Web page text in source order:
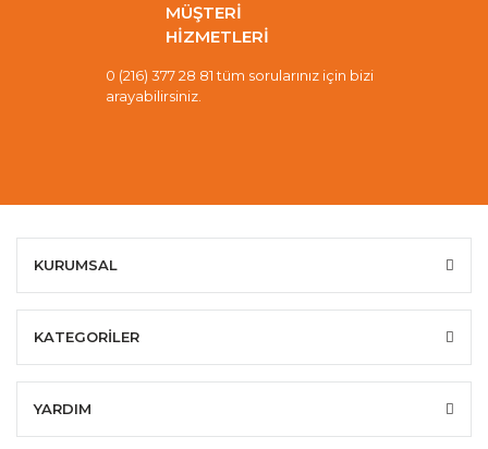
MÜŞTERİ
HİZMETLERİ
0 (216) 377 28 81 tüm sorularınız için bizi
arayabilirsiniz.
KURUMSAL
KATEGORİLER
YARDIM